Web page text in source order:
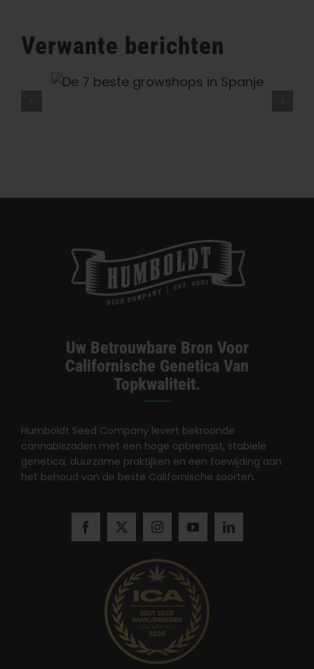
Verwante berichten
De 9 Beste Coffeeshops In
Uw Betrouwbare Bron Voor
Californische Genetica Van
Topkwaliteit.
Humboldt Seed Company levert bekroonde
cannabiszaden met een hoge opbrengst, stabiele
genetica, duurzame praktijken en een toewijding aan
het behoud van de beste Californische soorten.